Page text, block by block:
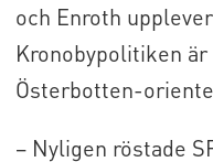
och Enroth
Kronobypolitiken
Österbotten-
– Nyligen röstade